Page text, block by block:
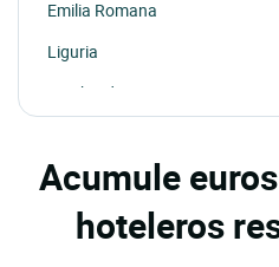
Emilia Romana
Liguria
Lombardia
Sicilia
Toscana
Acumule
hoteleros